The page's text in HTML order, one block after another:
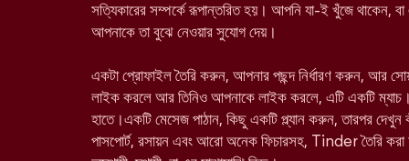
সত্যিকারের সম্পর্কে রূপান্তরিত হয়। আপনি যা-ই খুঁজে থাকেন,
আপনাকে তা বুঝে নেওয়ার সুযোগ দেয়।
একটা প্রোফাইল তৈরি করুন, আপনার পছন্দ নির্ধারণ করুন, আর
লাইক করলে আর তিনিও আপনাকে লাইক করলে, এটি একটি
হাতে।একটি মেসেজ পাঠান, কিছু একটি প্ল্যান করুন, তারপর
পাসপোর্ট, রসায়ন এবং আরো অনেক ফিচারসহ, Tinder তৈরি